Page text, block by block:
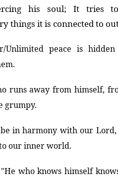
his soul; It tries
things it is connected to
Unlimited peace is
runs away from himself,
grumpy.
in harmony with our
our inner world.
who knows himself